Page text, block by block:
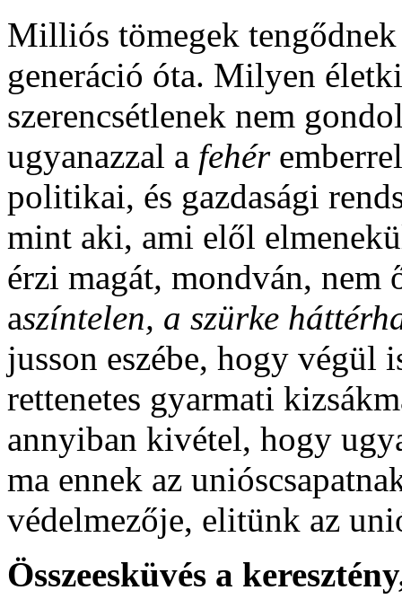
Milliós tömegek
generáció óta. Milyen
szerencsétlenek nem
ugyanazzal a fehér
politikai, és gazdasági
mint aki, ami elől
érzi magát, mondván, nem
aszíntelen, a szürke
jusson eszébe, hogy végül
rettenetes gyarmati
annyiban kivétel, hogy
ma ennek az
védelmezője, elitünk az
Összeesküvés a